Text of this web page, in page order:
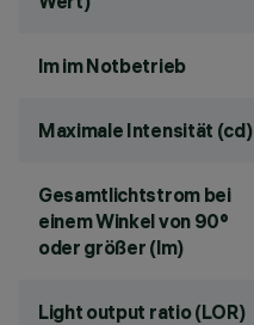
lm im Notbetrieb
Maximale Intensität (cd)
Gesamtlichtstrom bei
einem Winkel von 90°
oder größer (lm)
Light output ratio (LOR)